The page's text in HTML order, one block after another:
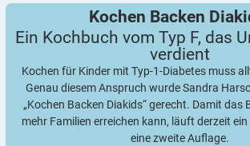
Kochen Backen Diakids:
Ein Kochbuch vom Typ F, das
Kochen Backen
Ein Kochbuch vom Typ F, das
verdient
Kochen für Kinder mit Typ-1-Diabetes muss
Genau diesem Anspruch wurde Sandra
„Kochen Backen Diakids“ gerecht. Damit das
mehr Familien erreichen kann, läuft derzeit
eine zweite Auflage.